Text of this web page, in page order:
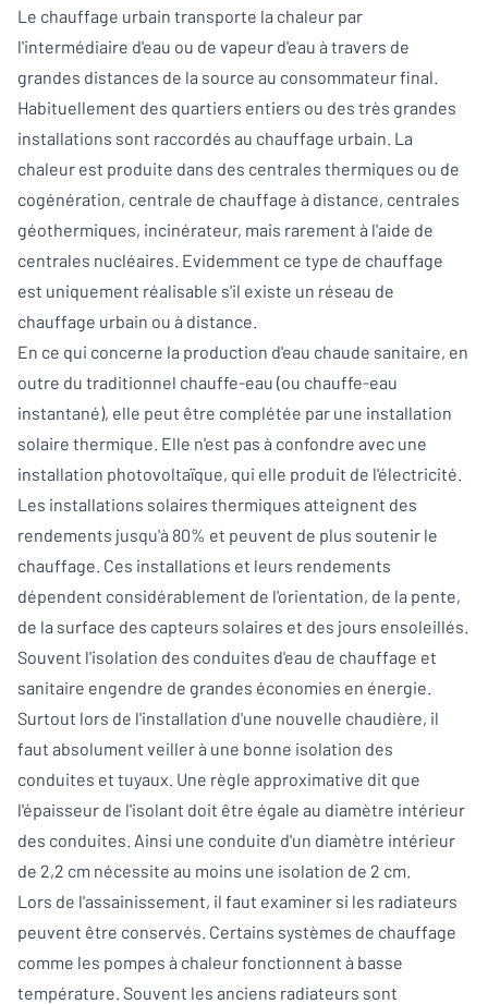
Le chauffage urbain transporte la chaleur par
l'intermédiaire d'eau ou de vapeur d'eau à travers de
grandes distances de la source au consommateur final.
Habituellement des quartiers entiers ou des très grandes
installations sont raccordés au chauffage urbain. La
chaleur est produite dans des centrales thermiques ou de
cogénération, centrale de chauffage à distance, centrales
géothermiques, incinérateur, mais rarement à l'aide de
centrales nucléaires. Evidemment ce type de chauffage
est uniquement réalisable s'il existe un réseau de
chauffage urbain ou à distance.
En ce qui concerne la production d'eau chaude sanitaire, en
outre du traditionnel chauffe-eau (ou chauffe-eau
instantané), elle peut être complétée par une installation
solaire thermique. Elle n'est pas à confondre avec une
installation photovoltaïque, qui elle produit de l'électricité.
Les installations solaires thermiques atteignent des
rendements jusqu'à 80% et peuvent de plus soutenir le
chauffage. Ces installations et leurs rendements
dépendent considérablement de l'orientation, de la pente,
de la surface des capteurs solaires et des jours ensoleillés.
Souvent l'isolation des conduites d'eau de chauffage et
sanitaire engendre de grandes économies en énergie.
Surtout lors de l'installation d'une nouvelle chaudière, il
faut absolument veiller à une bonne isolation des
conduites et tuyaux. Une règle approximative dit que
l'épaisseur de l'isolant doit être égale au diamètre intérieur
des conduites. Ainsi une conduite d'un diamètre intérieur
de 2,2 cm nécessite au moins une isolation de 2 cm.
Lors de l'assainissement, il faut examiner si les radiateurs
peuvent être conservés. Certains systèmes de chauffage
comme les pompes à chaleur fonctionnent à basse
température. Souvent les anciens radiateurs sont